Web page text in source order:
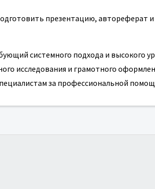
презентацию, автореферат
системного подхода и высокого
исследования и грамотного
за профессиональной